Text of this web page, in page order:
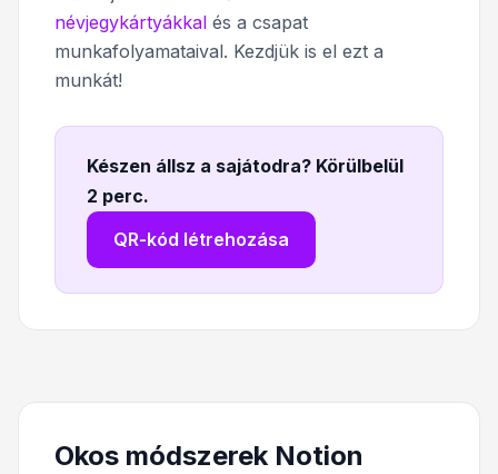
névjegykártyákkal és a csapat
munkafolyamataival. Kezdjük is el ezt a
munkát!
Készen állsz a sajátodra? Körülbelül
2 perc.
QR-kód létrehozása
Okos módszerek Notion